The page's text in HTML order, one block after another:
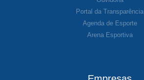
Portal da Transparência
Agenda de Esporte
Arena Esportiva